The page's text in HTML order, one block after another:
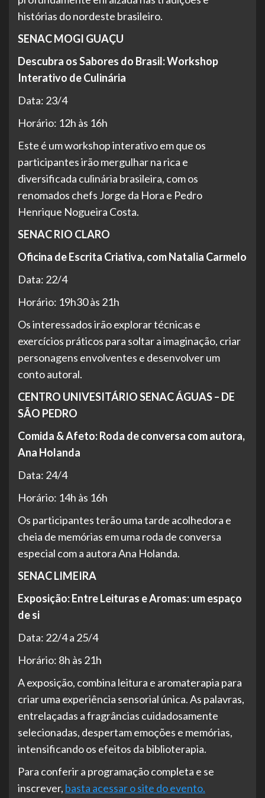
histórias do nordeste brasileiro.
SENAC MOGI GUAÇU
Descubra os Sabores do Brasil: Workshop
Interativo de Culinária
Data: 23/4
Horário: 12h às 16h
Este é um workshop interativo em que os
participantes irão mergulhar na rica e
diversificada culinária brasileira, com os
renomados chefs Jorge da Hora e Pedro
Henrique Nogueira Costa.
SENAC RIO CLARO
Oficina de Escrita Criativa, com Natalia Carmelo
Data: 22/4
Horário: 19h30 às 21h
Os interessados irão explorar técnicas e
exercícios práticos para soltar a imaginação, criar
personagens envolventes e desenvolver um
conto autoral.
CENTRO UNIVESITÁRIO SENAC ÁGUAS – DE
SÃO PEDRO
Comida & Afeto: Roda de conversa com autora,
Ana Holanda
Data: 24/4
Horário: 14h às 16h
Os participantes terão uma tarde acolhedora e
cheia de memórias em uma roda de conversa
especial com a autora Ana Holanda.
SENAC LIMEIRA
Exposição: Entre Leituras e Aromas: um espaço
de si
Data: 22/4 a 25/4
Horário: 8h às 21h
A exposição, combina leitura e aromaterapia para
criar uma experiência sensorial única. As palavras,
entrelaçadas a fragrâncias cuidadosamente
selecionadas, despertam emoções e memórias,
intensificando os efeitos da biblioterapia.
Para conferir a programação completa e se
inscrever, basta acessar o site do evento.